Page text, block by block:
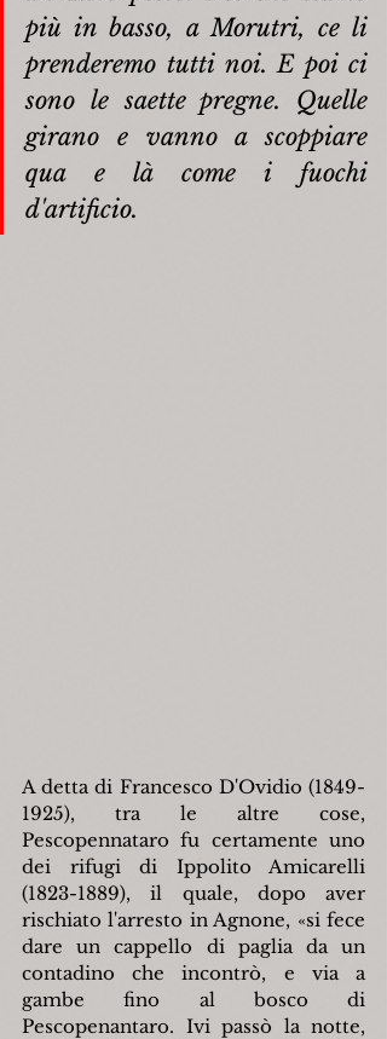
più in basso, a Morutri, ce li
prenderemo tutti noi. E poi ci
sono le saette pregne. Quelle
girano e vanno a scoppiare
qua e là come i fuochi
d'artificio.
A detta di Francesco D'Ovidio (1849-
1925), tra le altre cose,
Pescopennataro fu certamente uno
dei rifugi di Ippolito Amicarelli
(1823-1889), il quale, dopo aver
rischiato l'arresto in Agnone, «si fece
dare un cappello di paglia da un
contadino che incontrò, e via a
gambe fino al bosco di
Pescopenantaro. Ivi passò la notte,